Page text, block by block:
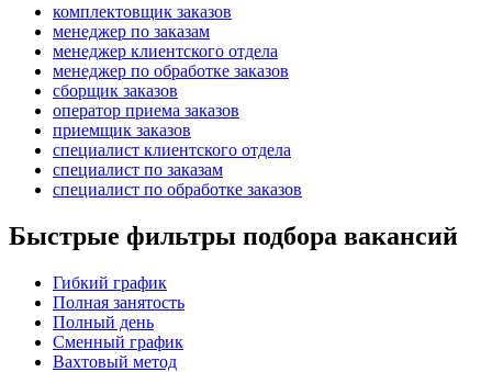
комплектовщик заказов
менеджер по заказам
менеджер клиентского отдела
менеджер по обработке заказов
сборщик заказов
оператор приема заказов
приемщик заказов
специалист клиентского отдела
специалист по заказам
специалист по обработке заказов
Быстрые фильтры подбора вакансий
Гибкий график
Полная занятость
Полный день
Сменный график
Вахтовый метод